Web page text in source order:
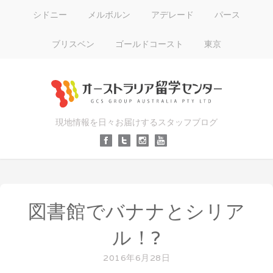
シドニー メルボルン アデレード パース
ブリスベン ゴールドコースト 東京
現地情報を日々お届けするスタッフブログ
図書館でバナナとシリア
ル！?
2016年6月28日